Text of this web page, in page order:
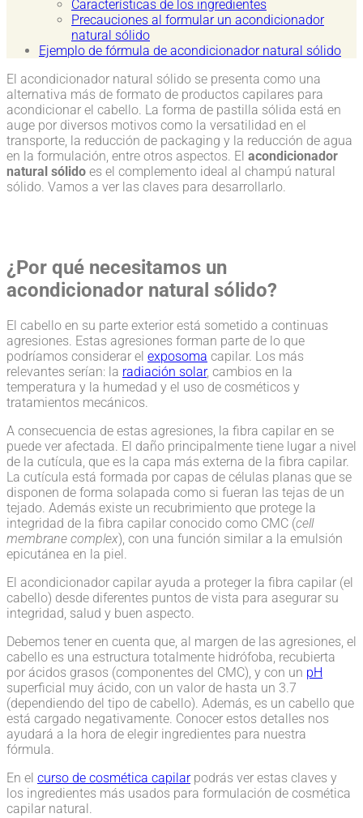
Características de los ingredientes
Precauciones al formular un acondicionador
natural sólido
Ejemplo de fórmula de acondicionador natural sólido
El acondicionador natural sólido se presenta como una
alternativa más de formato de productos capilares para
acondicionar el cabello. La forma de pastilla sólida está en
auge por diversos motivos como la versatilidad en el
transporte, la reducción de packaging y la reducción de agua
en la formulación, entre otros aspectos. El acondicionador
natural sólido es el complemento ideal al champú natural
sólido. Vamos a ver las claves para desarrollarlo.
¿Por qué necesitamos un
acondicionador natural sólido?
El cabello en su parte exterior está sometido a continuas
agresiones. Estas agresiones forman parte de lo que
podríamos considerar el exposoma capilar. Los más
relevantes serían: la radiación solar, cambios en la
temperatura y la humedad y el uso de cosméticos y
tratamientos mecánicos.
A consecuencia de estas agresiones, la fibra capilar en se
puede ver afectada. El daño principalmente tiene lugar a nivel
de la cutícula, que es la capa más externa de la fibra capilar.
La cutícula está formada por capas de células planas que se
disponen de forma solapada como si fueran las tejas de un
tejado. Además existe un recubrimiento que protege la
integridad de la fibra capilar conocido como CMC (cell
membrane complex), con una función similar a la emulsión
epicutánea en la piel.
El acondicionador capilar ayuda a proteger la fibra capilar (el
cabello) desde diferentes puntos de vista para asegurar su
integridad, salud y buen aspecto.
Debemos tener en cuenta que, al margen de las agresiones, el
cabello es una estructura totalmente hidrófoba, recubierta
por ácidos grasos (componentes del CMC), y con un pH
superficial muy ácido, con un valor de hasta un 3.7
(dependiendo del tipo de cabello). Además, es un cabello que
está cargado negativamente. Conocer estos detalles nos
ayudará a la hora de elegir ingredientes para nuestra
fórmula.
En el curso de cosmética capilarpodrás ver estas claves y
los ingredientes más usados para formulación de cosmética
capilar natural.